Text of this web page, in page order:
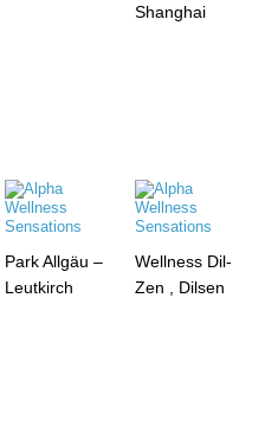
Shanghai
Park Allgäu –
Leutkirch
Wellness Dil-
Zen , Dilsen